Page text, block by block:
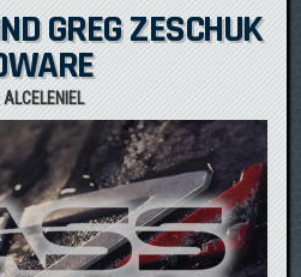
GREG ZESCHUK
ALCELENIEL